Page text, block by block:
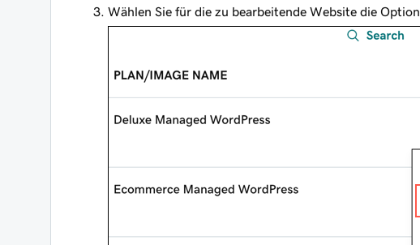
Wählen Sie für die zu bearbeitende Website die Option